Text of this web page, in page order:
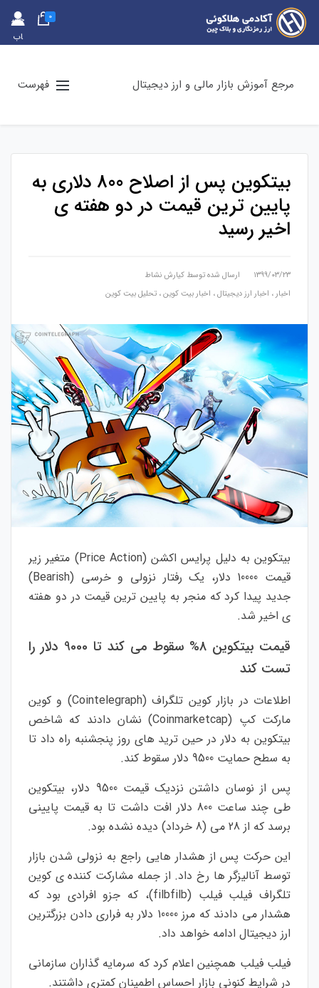
حس
اب
0
مرجع آموزش بازار مالی و ارز دیجیتال فهرست
بیتکوین پس از اصلاح 800 دلاری به
پایین ترین قیمت در دو هفته ی
اخیر رسید
۱۳۹۹/۰۳/۲۳ ارسال شده توسط کیارش نشاط
اخبار ، اخبار ارز دیجیتال، اخبار بیت کوین، تحلیل بیت کوین
بیتکوین به دلیل پرایس اکشن (Price Action) متغیر زیر
قیمت 10000 دلار، یک رفتار نزولی و خرسی (Bearish)
جدید پیدا کرد که منجر به پایین ترین قیمت در دو هفته
ی اخیر شد.
قیمت بیتکوین 8% سقوط می کند تا 9000 دلار را
تست کند
اطلاعات در بازار کوین تلگراف (Cointelegraph) و کوین
مارکت کپ (Coinmarketcap) نشان دادند که شاخص
بیتکوین به دلار در حین ترید های روز پنجشنبه راه داد تا
به سطح حمایت 9500 دلار سقوط کند.
پس از نوسان داشتن نزدیک قیمت 9500 دلار، بیتکوین
طی چند ساعت 800 دلار افت داشت تا به قیمت پایینی
برسد که از 28 می (8 خرداد) دیده نشده بود.
این حرکت پس از هشدار هایی راجع به نزولی شدن بازار
توسط آنالیزگر ها رخ داد. از جمله مشارکت کننده ی کوین
تلگراف فیلب فیلب (filbfilb)، که جزو افرادی بود که
هشدار می دادند که مرز 10000 دلار به فراری دادن بزرگترین
ارز دیجیتال ادامه خواهد داد.
فیلب فیلب همچنین اعلام کرد که سرمایه گذاران سازمانی
در شرایط کنونی بازار احساس اطمینان کمتری داشتند.